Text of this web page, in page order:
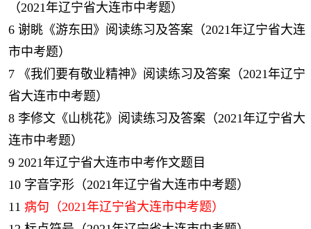
（2021年辽宁省大连市中考题）
6 谢眺《游东田》阅读练习及答案（2021年辽宁省大连
市中考题）
7
《我们要有敬业精神》阅读练习及答案（2021年辽宁
省大连市中考题）
8 李修文《山桃花》阅读练习及答案（2021年辽宁省大
连市中考题）
9 2021年辽宁省大连市中考作文题目
10 字音字形（2021年辽宁省大连市中考题）
11 病句（2021年辽宁省大连市中考题）